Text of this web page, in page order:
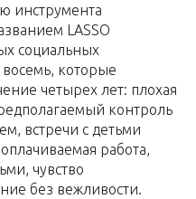
инструмента
LASSO
социальных
которые
четырех лет: плохая
контроль
встречи с детьми
работа,
чувство
без вежливости.